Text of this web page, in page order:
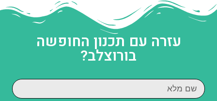
עזרה עם תכנון החופשה
בורוצלב?